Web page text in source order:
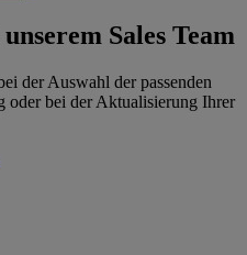
Sales Team
der Auswahl der passenden
oder bei der Aktualisierung Ihrer